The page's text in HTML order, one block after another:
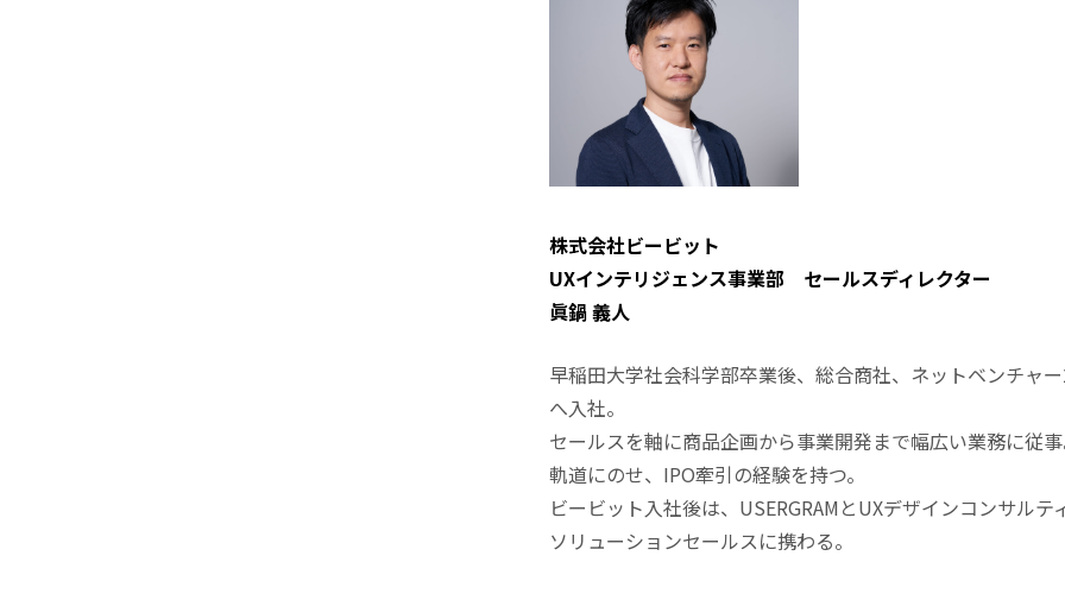
株式会社ビービット
UXインテリジェンス事業部 セールスディレクター
眞鍋 義人
早稲田大学社会科学部卒業後、総合商社、ネットベンチャ
へ入社。
セールスを軸に商品企画から事業開発まで幅広い業務に従
軌道にのせ、IPO牽引の経験を持つ。
ビービット入社後は、USERGRAMとUXデザインコンサル
ソリューションセールスに携わる。